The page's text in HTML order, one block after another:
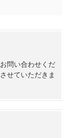
問い合わせくだ
せていただきま